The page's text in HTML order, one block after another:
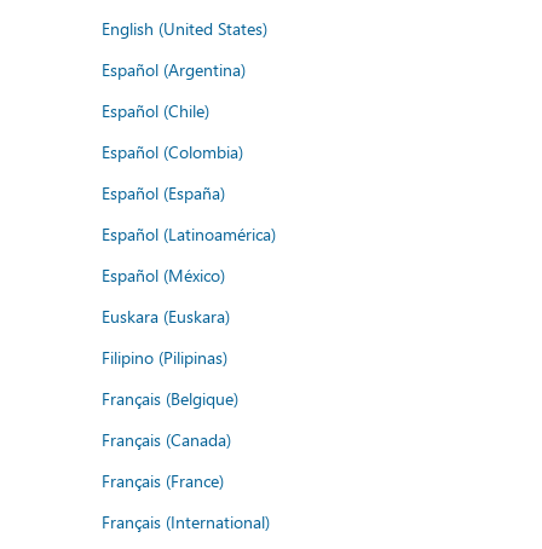
English (United States)
Español (Argentina)
Español (Chile)
Español (Colombia)
Español (España)
Español (Latinoamérica)
Español (México)
Euskara (Euskara)
Filipino (Pilipinas)
Français (Belgique)
Français (Canada)
Français (France)
Français (International)